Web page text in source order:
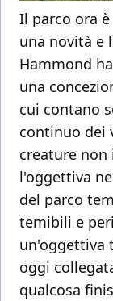
Il parco ora
una novità e
Hammond
una
cui contano
continuo dei
creature non
l'oggettiva
del parco
temibili e
un'oggettiva
oggi
qualcosa